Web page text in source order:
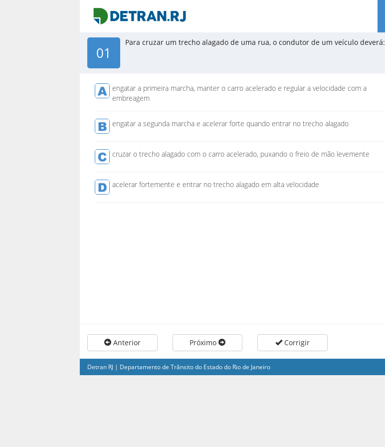
01
Para cruzar um trecho alagado de uma rua, o condutor de um veículo deverá:
engatar a primeira marcha, manter o carro acelerado e regular a velocidade com a
embreagem
engatar a segunda marcha e acelerar forte quando entrar no trecho alagado
cruzar o trecho alagado com o carro acelerado, puxando o freio de mão levemente
acelerar fortemente e entrar no trecho alagado em alta velocidade
Anterior Próximo Corrigir
Detran RJ | Departamento de Trânsito do Estado do Rio de Janeiro